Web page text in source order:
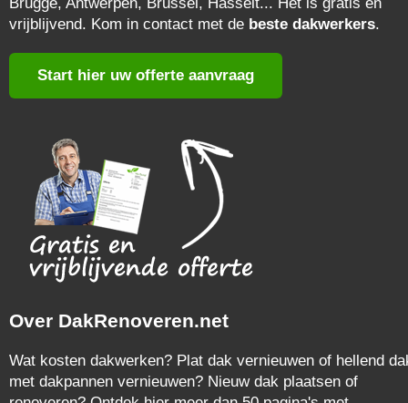
vrijblijvend. Kom in contact met de beste dakwerkers.
Start hier uw offerte aanvraag
Over DakRenoveren.net
Wat kosten dakwerken? Plat dak vernieuwen of hellend
met dakpannen vernieuwen? Nieuw dak plaatsen of